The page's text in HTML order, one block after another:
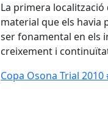
La primera localització
material que els havia
ser fonamental en els
creixement i
Copa Osona Trial 2010